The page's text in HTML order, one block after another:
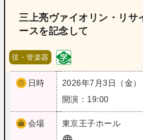
三上亮ヴァイオリン・リサ
ースを記念して
弦・管楽器
日時
2026年7月3日（金）
開演：19:00
会場 東京王子ホール